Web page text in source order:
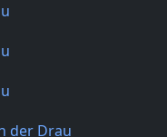
der Drau